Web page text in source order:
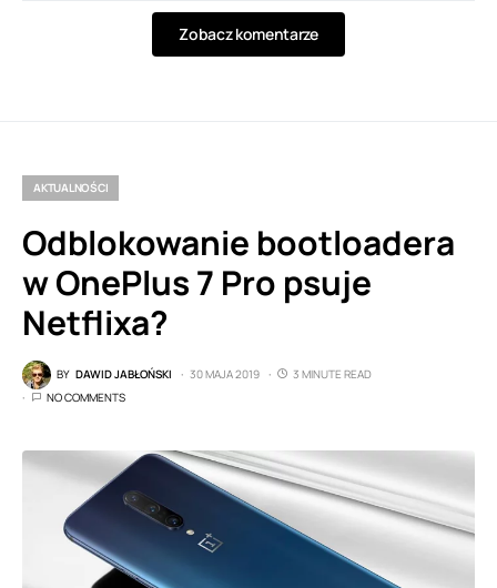
Zobacz komentarze
AKTUALNOŚCI
Odblokowanie bootloadera
w OnePlus 7 Pro psuje
Netflixa?
BY DAWID JABŁOŃSKI 30 MAJA 2019
3 MINUTE READ
NO COMMENTS